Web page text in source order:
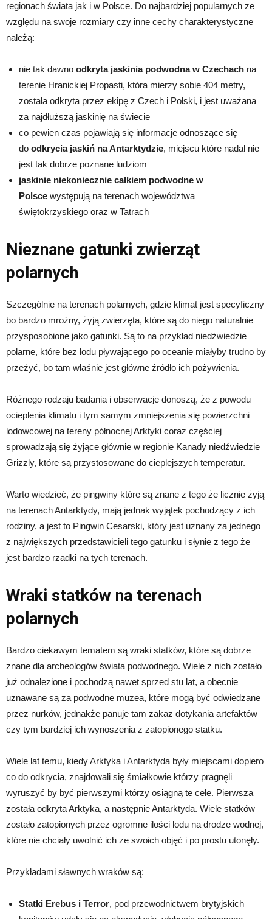
regionach świata jak i w Polsce. Do najbardziej popularnych ze
względu na swoje rozmiary czy inne cechy charakterystyczne
należą:
nie tak dawno odkryta jaskinia podwodna w Czechach na
terenie Hranickiej Propasti, która mierzy sobie 404 metry,
została odkryta przez ekipę z Czech i Polski, i jest uważana
za najdłuższą jaskinię na świecie
co pewien czas pojawiają się informacje odnoszące się
do odkrycia jaskiń na Antarktydzie, miejscu które nadal nie
jest tak dobrze poznane ludziom
jaskinie niekoniecznie całkiem podwodne w
Polsce występują na terenach województwa
świętokrzyskiego oraz w Tatrach
Nieznane gatunki zwierząt
polarnych
Szczególnie na terenach polarnych, gdzie klimat jest specyficzny
bo bardzo mroźny, żyją zwierzęta, które są do niego naturalnie
przysposobione jako gatunki. Są to na przykład niedźwiedzie
polarne, które bez lodu pływającego po oceanie miałyby trudno by
przeżyć, bo tam właśnie jest główne źródło ich pożywienia.
Różnego rodzaju badania i obserwacje donoszą, że z powodu
ocieplenia klimatu i tym samym zmniejszenia się powierzchni
lodowcowej na tereny północnej Arktyki coraz częściej
sprowadzają się żyjące głównie w regionie Kanady niedźwiedzie
Grizzly, które są przystosowane do cieplejszych temperatur.
Warto wiedzieć, że pingwiny które są znane z tego że licznie żyją
na terenach Antarktydy, mają jednak wyjątek pochodzący z ich
rodziny, a jest to Pingwin Cesarski, który jest uznany za jednego
z największych przedstawicieli tego gatunku i słynie z tego że
jest bardzo rzadki na tych terenach.
Wraki statków na terenach
polarnych
Bardzo ciekawym tematem są wraki statków, które są dobrze
znane dla archeologów świata podwodnego. Wiele z nich zostało
już odnalezione i pochodzą nawet sprzed stu lat, a obecnie
uznawane są za podwodne muzea, które mogą być odwiedzane
przez nurków, jednakże panuje tam zakaz dotykania artefaktów
czy tym bardziej ich wynoszenia z zatopionego statku.
Wiele lat temu, kiedy Arktyka i Antarktyda były miejscami dopiero
co do odkrycia, znajdowali się śmiałkowie którzy pragnęli
wyruszyć by być pierwszymi którzy osiągną te cele. Pierwsza
została odkryta Arktyka, a następnie Antarktyda. Wiele statków
zostało zatopionych przez ogromne ilości lodu na drodze wodnej,
które nie chciały uwolnić ich ze swoich objęć i po prostu utonęły.
Przykładami sławnych wraków są:
Statki Erebus i Terror, pod przewodnictwem brytyjskich